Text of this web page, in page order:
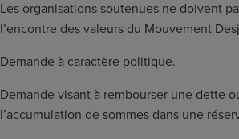
Les organisations soutenues ne doivent
l’encontre des valeurs du Mouvement
Demande à caractère politique.
Demande visant à rembourser une dette
l’accumulation de sommes dans une